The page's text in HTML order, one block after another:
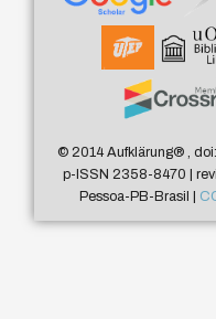
© 2014 Aufklärung®,
p-ISSN 2358-8470 |
Pessoa-PB-Brasil |